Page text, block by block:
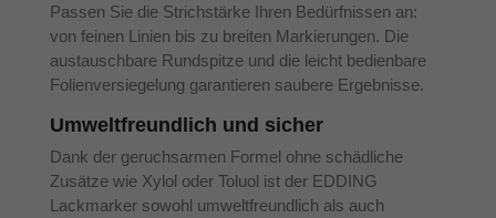
Passen Sie die Strichstärke Ihren Bedürfnissen an:
von feinen Linien bis zu breiten Markierungen. Die
austauschbare Rundspitze und die leicht bedienbare
Folienversiegelung garantieren saubere Ergebnisse.
Umweltfreundlich und sicher
Dank der geruchsarmen Formel ohne schädliche
Zusätze wie Xylol oder Toluol ist der EDDING
Lackmarker sowohl umweltfreundlich als auch